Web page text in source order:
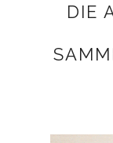
DIE